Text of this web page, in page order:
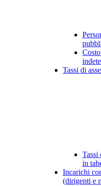
Tassi di
Tassi
in
Incarichi
(dirigenti e